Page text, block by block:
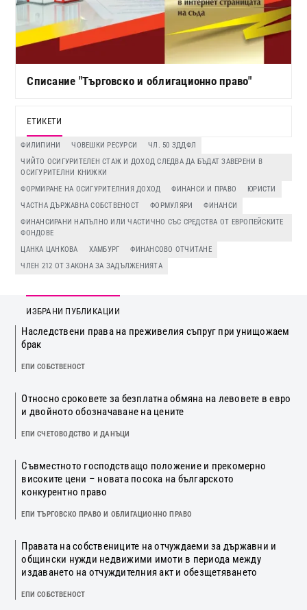
Списание "Търговско и облигационно право"
ЕТИКЕТИ
ФИЛИПИНИ ЧОВЕШКИ РЕСУРСИ
ЧЛ. 50 ЗДДФЛ
ЧИЙТО ОСИГУРИТЕЛЕН СТАЖ И ДОХОД СЛЕДВА ДА БЪДАТ ЗАВЕРЕНИ В
ОСИГУРИТЕЛНИ КНИЖКИ
ФОРМИРАНЕ НА ОСИГУРИТЕЛНИЯ ДОХОД
ФИНАНСИ И ПРАВО
ЮРИСТИ
ЧАСТНА ДЪРЖАВНА СОБСТВЕНОСТ
ФОРМУЛЯРИ
ФИНАНСИ
ФИНАНСИРАНИ НАПЪЛНО ИЛИ ЧАСТИЧНО СЪС СРЕДСТВА ОТ ЕВРОПЕЙСКИТЕ
ФОНДОВЕ
ЦАНКА ЦАНКОВА
ХАМБУРГ
ФИНАНСОВО ОТЧИТАНЕ
ЧЛЕН 212 ОТ ЗАКОНА ЗА ЗАДЪЛЖЕНИЯТА
ИЗБРАНИ ПУБЛИКАЦИИ
Наследствени права на преживелия съпруг при унищожаем
брак
ЕПИ СОБСТВЕНОСТ
Относно сроковете за безплатна обмяна на левовете в евро
и двойното обозначаване на цените
ЕПИ СЧЕТОВОДСТВО И ДАНЪЦИ
Съвместното господстващо положение и прекомерно
високите цени – новата посока на българското
конкурентно право
ЕПИ ТЪРГОВСКО ПРАВО И ОБЛИГАЦИОННО ПРАВО
Правата на собствениците на отчуждаеми за държавни и
общински нужди недвижими имоти в периода между
издаването на отчуждителния акт и обезщетяването
ЕПИ СОБСТВЕНОСТ